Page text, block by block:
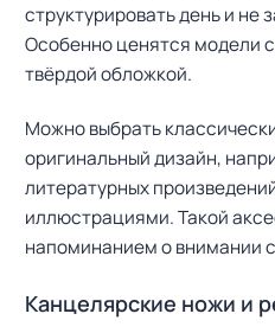
структурировать день и не
Особенно ценятся модели
твёрдой обложкой.
Можно выбрать
оригинальный дизайн,
литературных
иллюстрациями. Такой
напоминанием о внимании
Канцелярские ножи и